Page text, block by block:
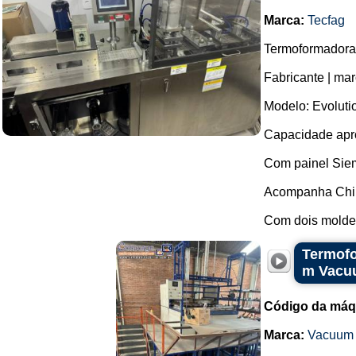
Marca: Tecfag
Fabricante |
Modelo:
Capacidade
Com painel
Acompanha
Com dois
m
Código da
Marca: